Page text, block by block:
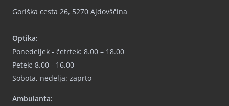
Goriška cesta 26, 5270 Ajdovščina
Optika:
Ponedeljek - četrtek: 8.00 – 18.00
Petek: 8.00 - 16.00
Sobota, nedelja: zaprto
Ambulanta: